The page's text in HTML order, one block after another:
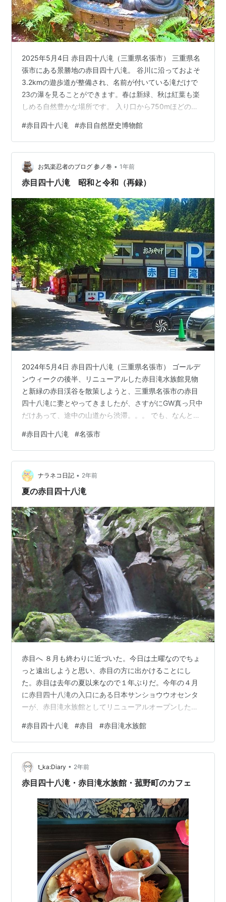
2025年5月4日 赤目四十八滝（三重県名張市） 三重県名
張市にある景勝地の赤目四十八滝。 谷川に沿っておよそ
3.2kmの遊歩道が整備され、名前が付いている滝だけで
23の瀑を見ることができます。春は新緑、秋は紅葉も楽
しめる自然豊かな場所です。 入り口から750mほどのと
畳岩と呼ばれてます。 弘法大師空海が修行をした時、た
くさんの天童がこの上で舞楽したという伝説があり、天
童舞台石という名もあるそうです。 赤目牛 修験道の開祖
役行者（えんのぎょうじゃ、えんのおづぬ）がここの滝
で修行をしていた時に赤い目の牛に乗った不動明王が現
#赤目四十八滝 #赤目自然歴史博物館
お気楽忍者のブログ 参ノ巻 • 1年前
赤目四十八滝 昭和と令和（再録）
2024年5月4日 赤目四十八滝（三重県名張市） ゴールデ
ンウィークの後半、リニューアルした赤目滝水族館見物
と新緑の赤目渓谷を散策しようと、三重県名張市の赤目
四十八滝に妻とやってきましたが、さすがにGW真っ只中
だけあって、途中の山道から渋滞。。。 でも、なんとか
諦めてUターンする車も結構いましたからね。 駐車場か
ら赤目渓谷へ至る途中の昭和テイスト溢れるお土産物店
を観たりするのが、昔から好きでした。 亡き父や母と一
緒に初めて赤目を訪れたのは、もう50年くらい前だと思
います。前に息子を連れて来てからも、既に11年が経っ
#赤目四十八滝 #名張市
ナラネコ日記 • 2年前
夏の赤目四十八滝
赤目へ ８月も終わりに近づいた。今日は土曜なのでちょ
っと遠出しようと思い、赤目の方に出かけることにし
た。赤目は去年の夏以来なので１年ぶりだ。今年の４月
に赤目四十八滝の入口にある日本サンショウウオセンタ
ーが、赤目滝水族館としてリニューアルオープンしたと
少ない山の中を抜けて行くことにして、やまなみロード
から笠間峠を越えていった。このルートは近道でもあ
る。笠間峠から東の山々を眺めると雲が多い。天気はや
や下り坂の様子。 笠間峠から東の山々を望む 赤目の滝に
近づくと土産物店などが並ぶ情景は以前の通りだが、以
#赤目四十八滝 #赤目 #赤目滝水族館
t_ka:Diary • 2年前
赤目四十八滝・赤目滝水族館・菰野町のカフェ